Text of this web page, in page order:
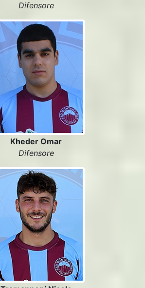
Difensore
Kheder Omar
Difensore